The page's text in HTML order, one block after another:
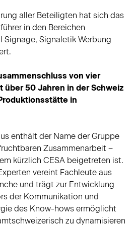
aller Beteiligten hat sich das
in den Bereichen
Signage, Signaletik Werbung
von vier
über 50 Jahren in der Schweiz
in
enthält der Name der Gruppe
Zusammenarbeit –
kürzlich CESA beigetreten ist.
vereint Fachleute aus
und trägt zur Entwicklung
der Kommunikation und
des Know-hows ermöglicht
zu dynamisieren